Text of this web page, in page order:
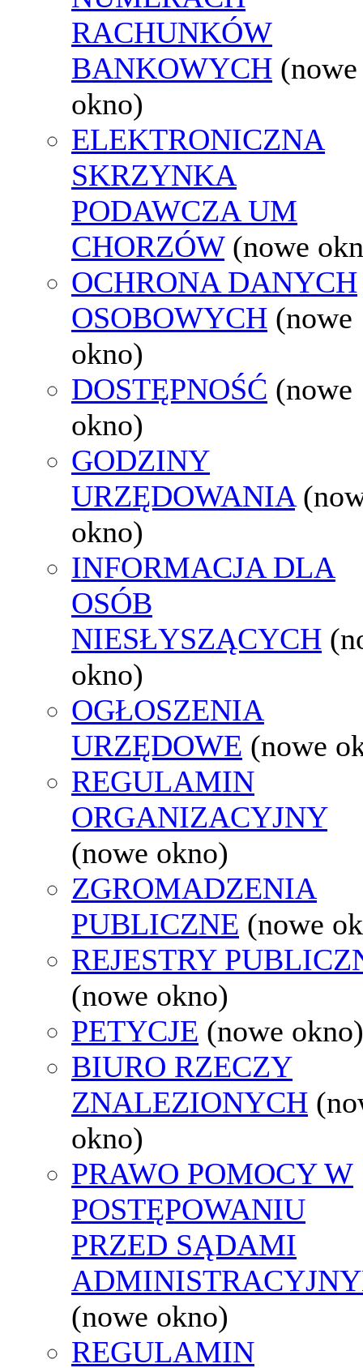
RACHUNKÓW
BANKOWYCH (nowe
okno)
ELEKTRONICZNA
SKRZYNKA
PODAWCZA UM
CHORZÓW (nowe
OCHRONA DANYCH
OSOBOWYCH (nowe
okno)
DOSTĘPNOŚĆ (nowe
okno)
GODZINY
URZĘDOWANIA
okno)
INFORMACJA DLA
OSÓB
NIESŁYSZĄCYCH
okno)
OGŁOSZENIA
URZĘDOWE (nowe
REGULAMIN
ORGANIZACYJNY
(nowe okno)
ZGROMADZENIA
PUBLICZNE (nowe
REJESTRY
(nowe okno)
PETYCJE (nowe okno)
BIURO RZECZY
ZNALEZIONYCH
okno)
PRAWO POMOCY W
POSTĘPOWANIU
PRZED SĄDAMI
(nowe okno)
REGULAMIN